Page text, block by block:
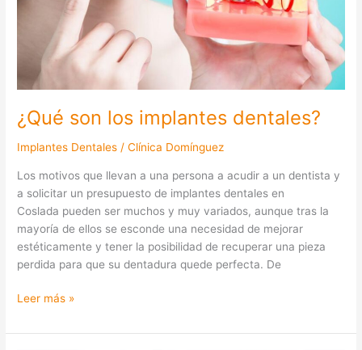
¿Qué son los implantes dentales?
Implantes Dentales /Clínica Domínguez
Los motivos que llevan a una persona a acudir a un dentista y
a solicitar un presupuesto de implantes dentales en
Coslada pueden ser muchos y muy variados, aunque tras la
mayoría de ellos se esconde una necesidad de mejorar
estéticamente y tener la posibilidad de recuperar una pieza
perdida para que su dentadura quede perfecta. De
Leer más »